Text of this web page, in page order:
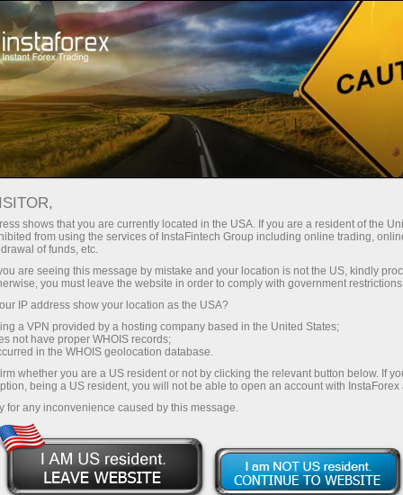
InstaForex
مع إنستا فوركس، يمكنك الوصول إلى
إلى 1:5000، وبعض من أفضل فروق
الأسعار والعمولات في السوق، وظروف
مواتية لتداول الأسهم والمؤشرات
فوركس الحصول على مكافأة تصل إلى
30% على إيداعه، والاستفادة من
عروض ترويجية وعروض خاصة أخرى.
صغير الحجم
30% مكافأة
لكل إيداع
سرعة
في التجارة وعلى الطريق السريع
جائزة هديتك الشخصية الكبرى
قم بإيداع المبلغ في حسابك باستخدام $333 — اختر هدية
تصل قيمتها إلى $1,500
تداول بدون مخاطرة -
shows that you are currently located in the USA. If you are a resident of the
from using the services of InstaFintech Group including online trading,
of funds, etc.
are seeing this message by mistake and your location is not the US, kindly
you must leave the website in order to comply with government
IP address show your location as the USA?
a VPN provided by a hosting company based in the United States;
not have proper WHOIS records;
in the WHOIS geolocation database.
whether you are a US resident or not by clicking the relevant button below. If
being a US resident, you will not be able to open an account with InstaForex
for any inconvenience caused by this message.